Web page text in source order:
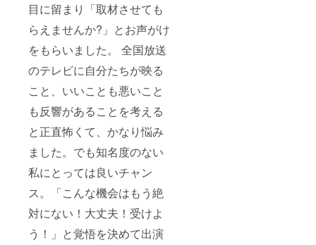
目に留まり「取材させても
らえませんか?」とお声がけ
をもらいました。 全国放送
のテレビに自分たちが映る
こと、いいことも悪いこと
も反響があることを考える
と正直怖くて、かなり悩み
ました。でも知名度のない
私にとっては良いチャン
ス。「こんな機会はもう絶
対にない！大丈夫！受けよ
う！」と覚悟を決めて出演